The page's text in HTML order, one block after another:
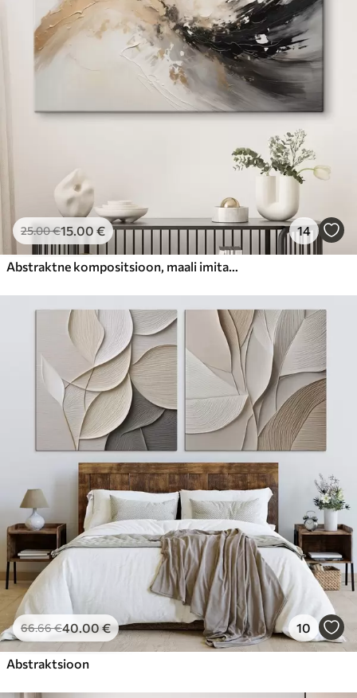
25.00€15.00 € 14
Abstraktne kompositsioon, maali imitatsioon
66.66€40.00€ 10
Abstraktsioon